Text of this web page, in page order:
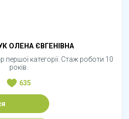
ОЛЕНА ЄВГЕНІВНА
першої категорії. Стаж роботи 10
років.
635